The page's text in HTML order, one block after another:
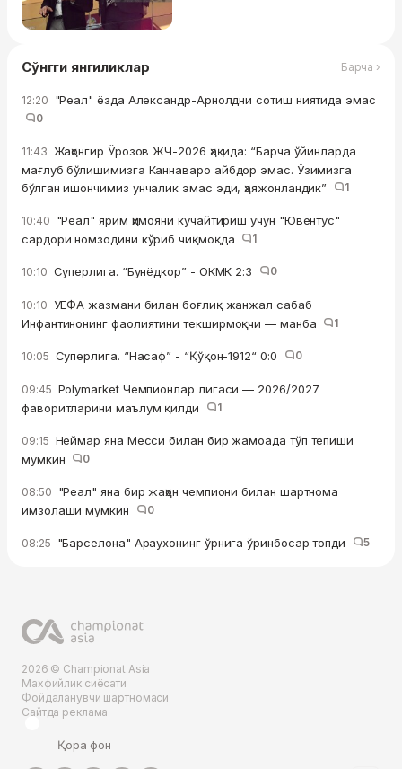
Сўнгги янгиликлар Барча ›
12:20 "Реал" ёзда Александр-Арнолдни сотиш ниятида эмас
0
11:43 Жаҳонгир Ўрозов ЖЧ-2026 ҳақида: “Барча ўйинларда
мағлуб бўлишимизга Каннаваро айбдор эмас. Ўзимизга
бўлган ишончимиз унчалик эмас эди, ҳаяжонландик”
1
10:40 "Реал" ярим ҳимояни кучайтириш учун "Ювентус"
сардори номзодини кўриб чиқмоқда
1
10:10 Суперлига. “Бунёдкор” - ОКМК 2:3 0
10:10 УЕФА жазмани билан боғлиқ жанжал сабаб
Инфантинонинг фаолиятини текширмоқчи — манба
1
10:05 Суперлига. “Насаф” - “Қўқон-1912“ 0:0 0
09:45 Polymarket Чемпионлар лигаси — 2026/2027
фаворитларини маълум қилди
1
09:15 Неймар яна Месси билан бир жамоада тўп тепиши
мумкин
0
08:50 "Реал" яна бир жаҳон чемпиони билан шартнома
имзолаши мумкин
0
08:25 "Барселона" Араухонинг ўрнига ўринбосар топди 5
2026 © Championat.Asia
Махфийлик сиёсати
Фойдаланувчи шартномаси
Сайтда реклама
Қора фон